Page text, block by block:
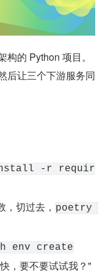
的 Python 项目。
后让三个下游服务同
-r requir
切过去， poetry
env create
，要不要试试我？"